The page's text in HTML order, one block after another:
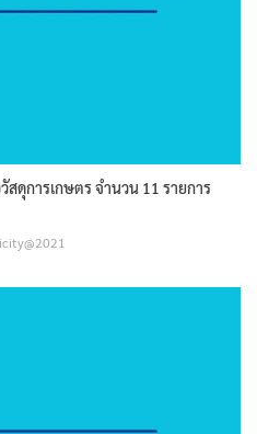
ดุการเกษตร จำนวน 11 รายการ